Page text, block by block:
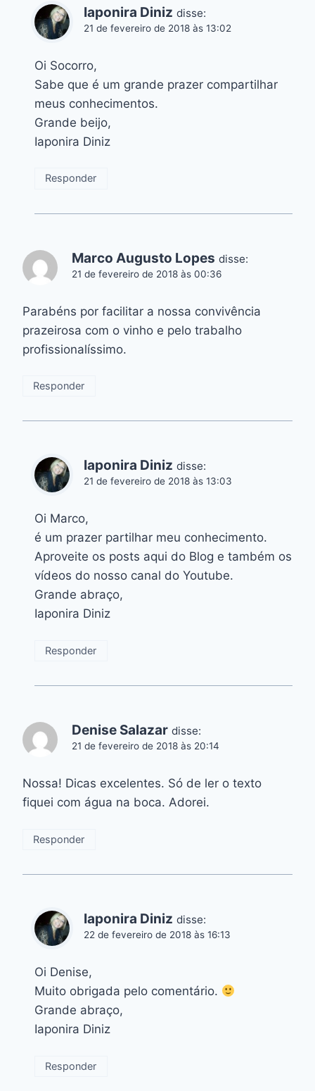
Iaponira Diniz disse:
21 de fevereiro de 2018 às 13:02
Oi Socorro,
Sabe que é um grande prazer compartilhar
meus conhecimentos.
Grande beijo,
Iaponira Diniz
Responder
Marco Augusto Lopes disse:
21 de fevereiro de 2018 às 00:36
Parabéns por facilitar a nossa convivência
prazeirosa com o vinho e pelo trabalho
profissionalíssimo.
Responder
Iaponira Diniz disse:
21 de fevereiro de 2018 às 13:03
Oi Marco,
é um prazer partilhar meu conhecimento.
Aproveite os posts aqui do Blog e também os
vídeos do nosso canal do Youtube.
Grande abraço,
Iaponira Diniz
Responder
Denise Salazar disse:
21 de fevereiro de 2018 às 20:14
Nossa! Dicas excelentes. Só de ler o texto
fiquei com água na boca. Adorei.
Responder
Iaponira Diniz disse:
22 de fevereiro de 2018 às 16:13
Oi Denise,
Muito obrigada pelo comentário.
Grande abraço,
Iaponira Diniz
Responder